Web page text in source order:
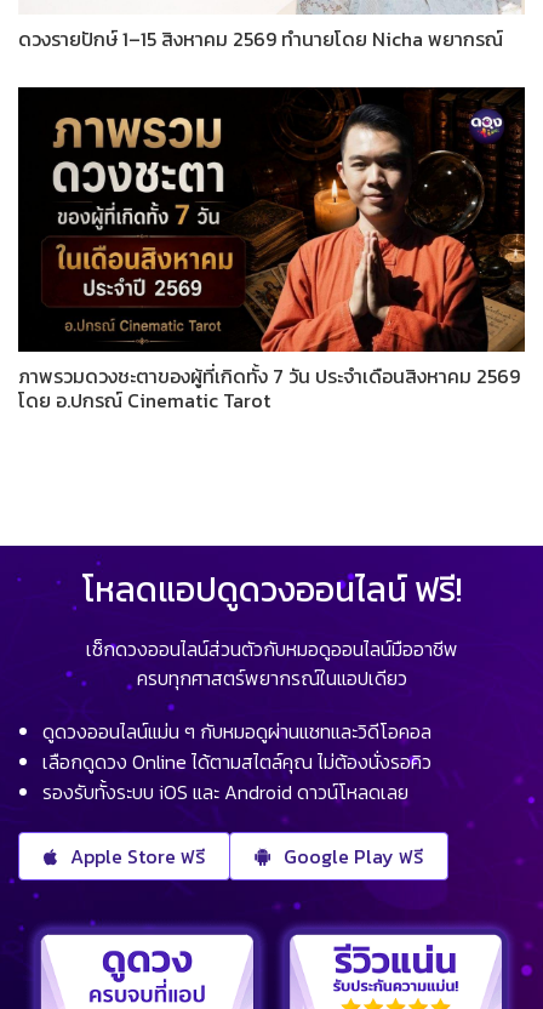
ดวงรายปักษ์ 1–15 สิงหาคม 2569 ทำนายโดย Nicha พยากรณ์
ภาพรวมดวงชะตาของผู้ที่เกิดทั้ง 7 วัน ประจำเดือนสิงหาคม 2569
โดย อ.ปกรณ์ Cinematic Tarot
โหลดแอปดูดวงออนไลน์ ฟรี!
เช็กดวงออนไลน์ส่วนตัวกับหมอดูออนไลน์มืออาชีพ
ครบทุกศาสตร์พยากรณ์ในแอปเดียว
ดูดวงออนไลน์แม่น ๆ กับหมอดูผ่านแชทและวิดีโอคอล
เลือกดูดวง Online ได้ตามสไตล์คุณ ไม่ต้องนั่งรอคิว
รองรับทั้งระบบ iOS และ Android ดาวน์โหลดเลย
Apple Store ฟรี Google Play ฟรี